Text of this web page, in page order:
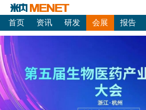
首页 资讯 研发 会展 报告